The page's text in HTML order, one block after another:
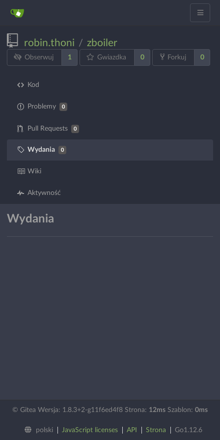
robin.thoni / zboiler
Obserwuj 1 Gwiazdka 0 Forkuj 0
Kod
Problemy 0
Pull Requests 0
Wydania 0
Wiki
Aktywność
Wydania
© Gitea Wersja: 1.8.3+2-g11f6ed4f8 Strona: 12ms Szablon: 0ms
polski JavaScript licenses API Strona Go1.12.6